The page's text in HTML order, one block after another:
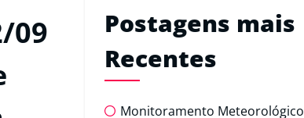
09
Postagens mais
Recentes
Monitoramento Meteorológico